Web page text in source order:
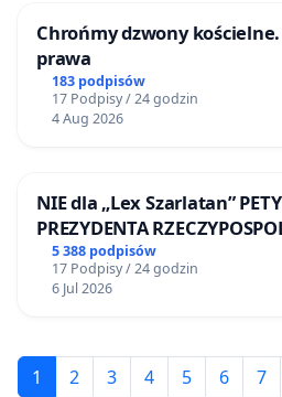
Chrońmy dzwony
prawa
183 podpisów
17 Podpisy / 24 godzin
4 Aug 2026
NIE dla „Lex Szarlatan”
PREZYDENTA
5 388 podpisów
17 Podpisy / 24 godzin
6 Jul 2026
1 2 3 4 5 6 7